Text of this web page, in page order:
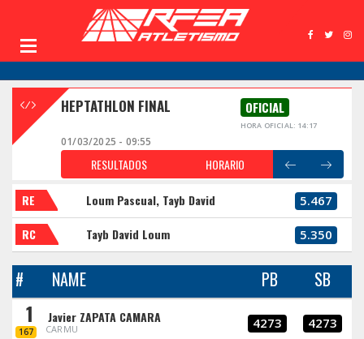
HEPTATHLON FINAL OFICIAL
HORA OFICIAL: 14:17
01/03/2025 - 09:55
RESULTADOS HORARIO
RE Loum Pascual, Tayb David 5.467
RC Tayb David Loum 5.350
# NAME PB SB
1
167
Javier ZAPATA CAMARA
CARMU 4273 4273